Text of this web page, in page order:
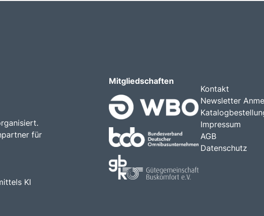
für
KI
Mitgliedschaften
Kontakt
Newsletter
Impressum
AGB
Datenschutz